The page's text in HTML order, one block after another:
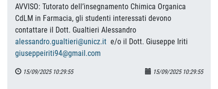
AVVISO: Tutorato dell’insegnamento Chimica Organica
CdLM in Farmacia, gli studenti interessati devono
contattare il Dott. Gualtieri Alessandro
alessandro.gualtieri@unicz.it e/o il Dott. Giuseppe Iriti
giuseppeiriti94@gmail.com
15/09/2025 10:29:55 15/09/2025 10:29:55